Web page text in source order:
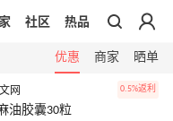
社区 热品
优惠 商家 晒单
网 0.5%返利
油胶囊30粒